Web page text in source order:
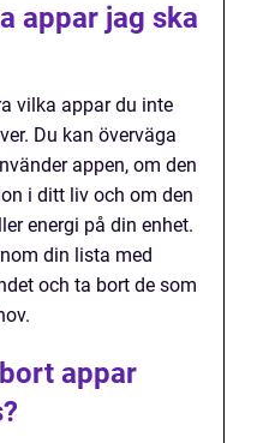
appar jag ska
vilka appar du inte
Du kan överväga
appen, om den
i ditt liv och om den
energi på din enhet.
din lista med
och ta bort de som
appar